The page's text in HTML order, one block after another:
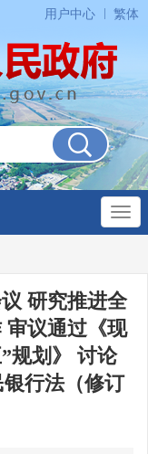
用户中心 繁体
研究推进全
审议通过《现
规划》 讨论
银行法（修订